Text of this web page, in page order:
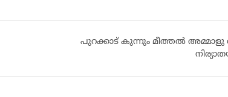
പുറക്കാട് കുന്നും മീത്തൽ